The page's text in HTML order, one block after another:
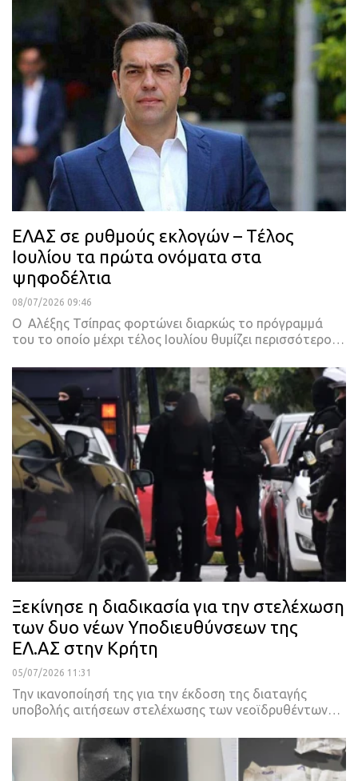
ΕΛΑΣ σε ρυθμούς εκλογών – Tέλος
Ιουλίου τα πρώτα ονόματα στα
ψηφοδέλτια
08/07/2026 09:46
Ο Αλέξης Τσίπρας φορτώνει διαρκώς το πρόγραμμά
του το οποίο μέχρι τέλος Ιουλίου θυμίζει περισσότερο…
Ξεκίνησε η διαδικασία για την στελέχωση
των δυο νέων Υποδιευθύνσεων της
ΕΛ.ΑΣ στην Κρήτη
05/07/2026 11:31
Την ικανοποίησή της για την έκδοση της διαταγής
υποβολής αιτήσεων στελέχωσης των νεοϊδρυθέντων…